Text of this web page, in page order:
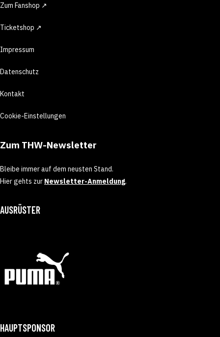
Zum Fanshop ↗
Ticketshop ↗
Impressum
Datenschutz
Kontakt
Cookie-Einstellungen
Zum THW-Newsletter
Bleibe immer auf dem neusten Stand.
Hier gehts zur Newsletter-Anmeldung.
AUSRÜSTER
HAUPTSPONSOR